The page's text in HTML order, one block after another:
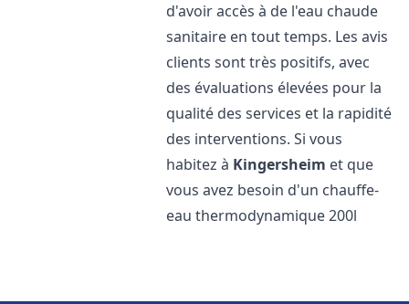
d'avoir accès à de l'eau chaude
sanitaire en tout temps. Les avis
clients sont très positifs, avec
des évaluations élevées pour la
qualité des services et la rapidité
des interventions. Si vous
habitez à Kingersheim et que
vous avez besoin d'un chauffe-
eau thermodynamique 200l